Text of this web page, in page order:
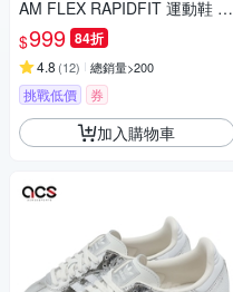
AM FLEX RAPIDFIT 運動鞋 男
鞋/女鞋 (多款任選)
$999 84折
4.8 (12) 總銷量>200
挑戰低價 券
加入購物車